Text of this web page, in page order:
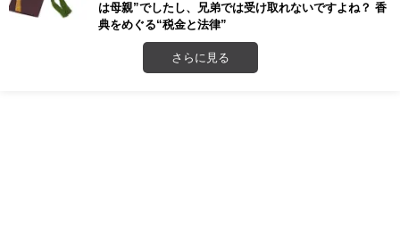
は母親”でしたし、兄弟では受け取れないですよね？ 香
典をめぐる“税金と法律”
さらに見る